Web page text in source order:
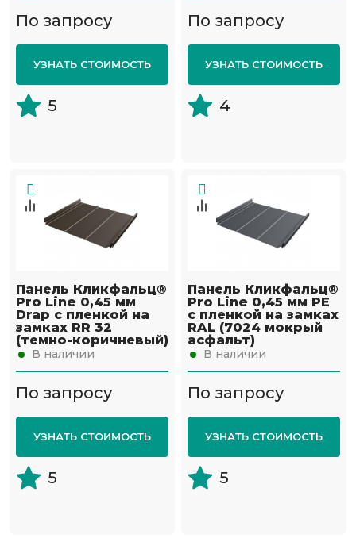
По запросу
УЗНАТЬ СТОИМОСТЬ
5
По запросу
УЗНАТЬ СТОИМОСТЬ
4
Панель Кликфальц®
Pro Line 0,45 мм
Drap с пленкой на
замках RR 32
(темно-коричневый)
В наличии
По запросу
УЗНАТЬ СТОИМОСТЬ
5
Панель Кликфальц®
Pro Line 0,45 мм PE
с пленкой на замках
RAL (7024 мокрый
асфальт)
В наличии
По запросу
УЗНАТЬ СТОИМОСТЬ
5